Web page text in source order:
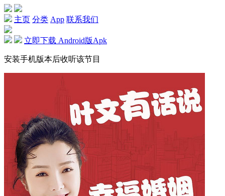
主页 分类 App 联系我们
立即下载 Android版Apk
安装手机版本后收听该节目